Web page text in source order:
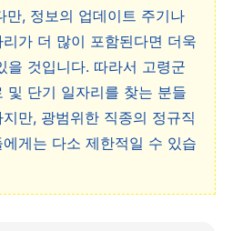
만, 정보의 업데이트 주기나
가 더 많이 포함된다면 더욱
을 것입니다. 따라서 고령군
및 단기 일자리를 찾는 분들
만, 광범위한 직종의 정규직
게는 다소 제한적일 수 있습